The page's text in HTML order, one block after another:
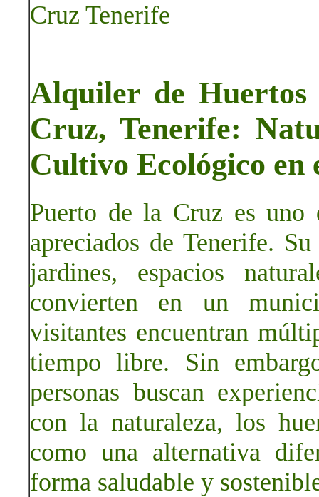
Cruz Tenerife
Alquiler de
Cruz, Tenerife:
Cultivo Ecológico en
Puerto de la Cruz es uno
apreciados de Tenerife.
jardines, espacios
convierten en un
visitantes encuentran
tiempo libre. Sin
personas buscan
con la naturaleza, los
como una alternativa
forma saludable y